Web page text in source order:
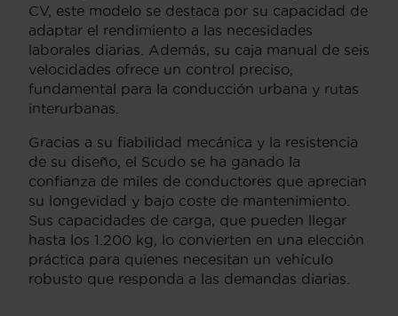
CV, este modelo se destaca por su capacidad de
adaptar el rendimiento a las necesidades
laborales diarias. Además, su caja manual de seis
velocidades ofrece un control preciso,
fundamental para la conducción urbana y rutas
interurbanas.
Gracias a su fiabilidad mecánica y la resistencia
de su diseño, el Scudo se ha ganado la
confianza de miles de conductores que aprecian
su longevidad y bajo coste de mantenimiento.
Sus capacidades de carga, que pueden llegar
hasta los 1.200 kg, lo convierten en una elección
práctica para quienes necesitan un vehículo
robusto que responda a las demandas diarias.